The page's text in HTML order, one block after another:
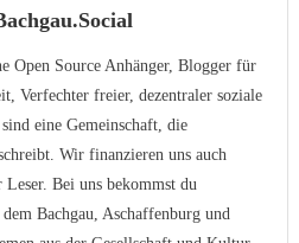
Open Source Anhänger, Blogger für
Verfechter freier, dezentraler soziale
eine Gemeinschaft, die
Wir finanzieren uns auch
Leser. Bei uns bekommst du
Bachgau, Aschaffenburg und